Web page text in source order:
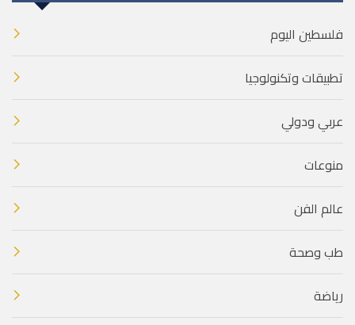
فلسطين اليوم
تطبيقات وتكنولوجيا
عربي ودولي
منوعات
عالم الفن
طب وصحة
رياضة